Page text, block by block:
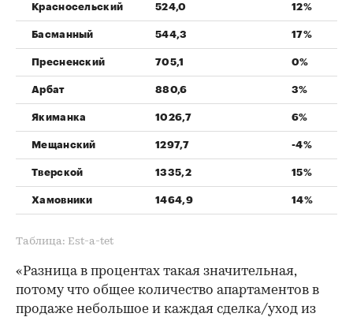
Красносельский 524,0 12%
Басманный 544,3 17%
Пресненский 705,1 0%
Арбат 880,6 3%
Якиманка 1026,7 6%
Мещанский 1297,7 -4%
Тверской 1335,2 15%
Хамовники 1464,9 14%
Таблица: Est-a-tet
«Разница в процентах такая значительная,
потому что общее количество апартаментов в
продаже небольшое и каждая сделка/уход из